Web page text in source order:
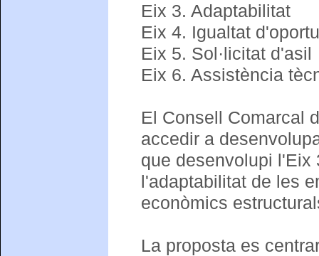
Eix 3. Adaptabilitat
Eix 4. Igualtat
Eix 5. Sol·licitat d'asil
Eix 6. Assistència
El Consell Comarcal
accedir a
que desenvolupi l'Eix
l'adaptabilitat de les
econòmics
La proposta es